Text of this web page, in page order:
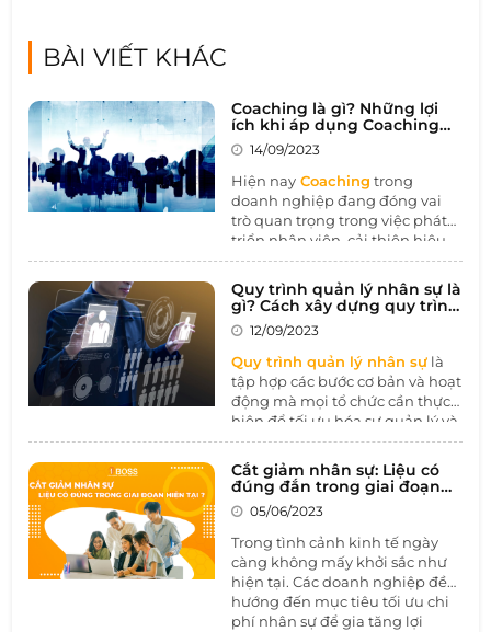
BÀI VIẾT KHÁC
Coaching là gì? Những lợi
ích khi áp dụng Coaching
trong doanh nghiệp
14/09/2023
Hiện nay Coaching trong
doanh nghiệp đang đóng vai
trò quan trọng trong việc phát
triển nhân viên, cải thiện hiệu
suất làm việc, và xây dựng môi
trường làm việc tích cực. Bằng
cách tạo cơ hội cho sự học hỏi
và phát triển cá nhân, Coaching
giúp tăng cường sự tự chủ và
đóng góp vào sự thành công và
bền vững của tổ chức.
Quy trình quản lý nhân sự là
gì? Cách xây dựng quy trình
quản lý nhân sự hiệu quả
12/09/2023
Quy trình quản lý nhân sự là
tập hợp các bước cơ bản và hoạt
động mà mọi tổ chức cần thực
hiện để tối ưu hóa sự quản lý và
sử dụng nguồn nhân lực của
họ. Điều này bao gồm việc xác
định nhu cầu nhân lực, tuyển
dụng, đào tạo, quản lý hiệu
suất, và nhiều hoạt động khác
để tạo một môi trường làm việc
tích cực và hiệu quả.
Cắt giảm nhân sự: Liệu có
đúng đắn trong giai đoạn
hiện tại
05/06/2023
Trong tình cảnh kinh tế ngày
càng không mấy khởi sắc như
hiện tại. Các doanh nghiệp đều
hướng đến mục tiêu tối ưu chi
phí nhân sự để gia tăng lợi